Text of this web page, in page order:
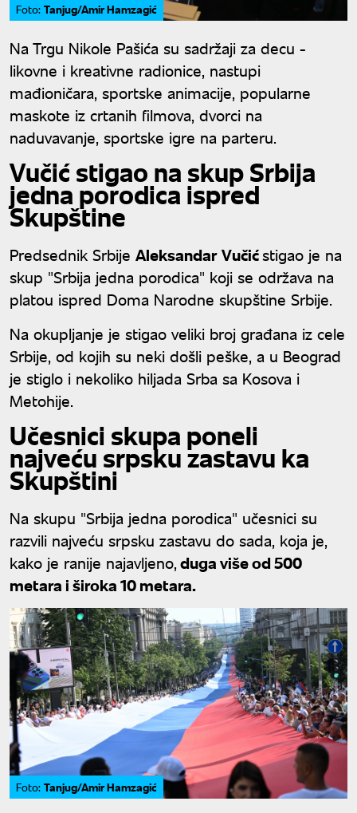
Foto: Tanjug/Amir Hamzagić
Na Trgu Nikole Pašića su sadržaji za decu -
likovne i kreativne radionice, nastupi
mađioničara, sportske animacije, popularne
maskote iz crtanih filmova, dvorci na
naduvavanje, sportske igre na parteru.
Vučić stigao na skup Srbija
jedna porodica ispred
Skupštine
Predsednik Srbije Aleksandar Vučićstigao je na
skup "Srbija jedna porodica" koji se održava na
platou ispred Doma Narodne skupštine Srbije.
Na okupljanje je stigao veliki broj građana iz cele
Srbije, od kojih su neki došli peške, a u Beograd
je stiglo i nekoliko hiljada Srba sa Kosova i
Metohije.
Učesnici skupa poneli
najveću srpsku zastavu ka
Skupštini
Na skupu "Srbija jedna porodica" učesnici su
razvili najveću srpsku zastavu do sada, koja je,
kako je ranije najavljeno,duga više od 500
metara i široka 10 metara.
Foto: Tanjug/Amir Hamzagić